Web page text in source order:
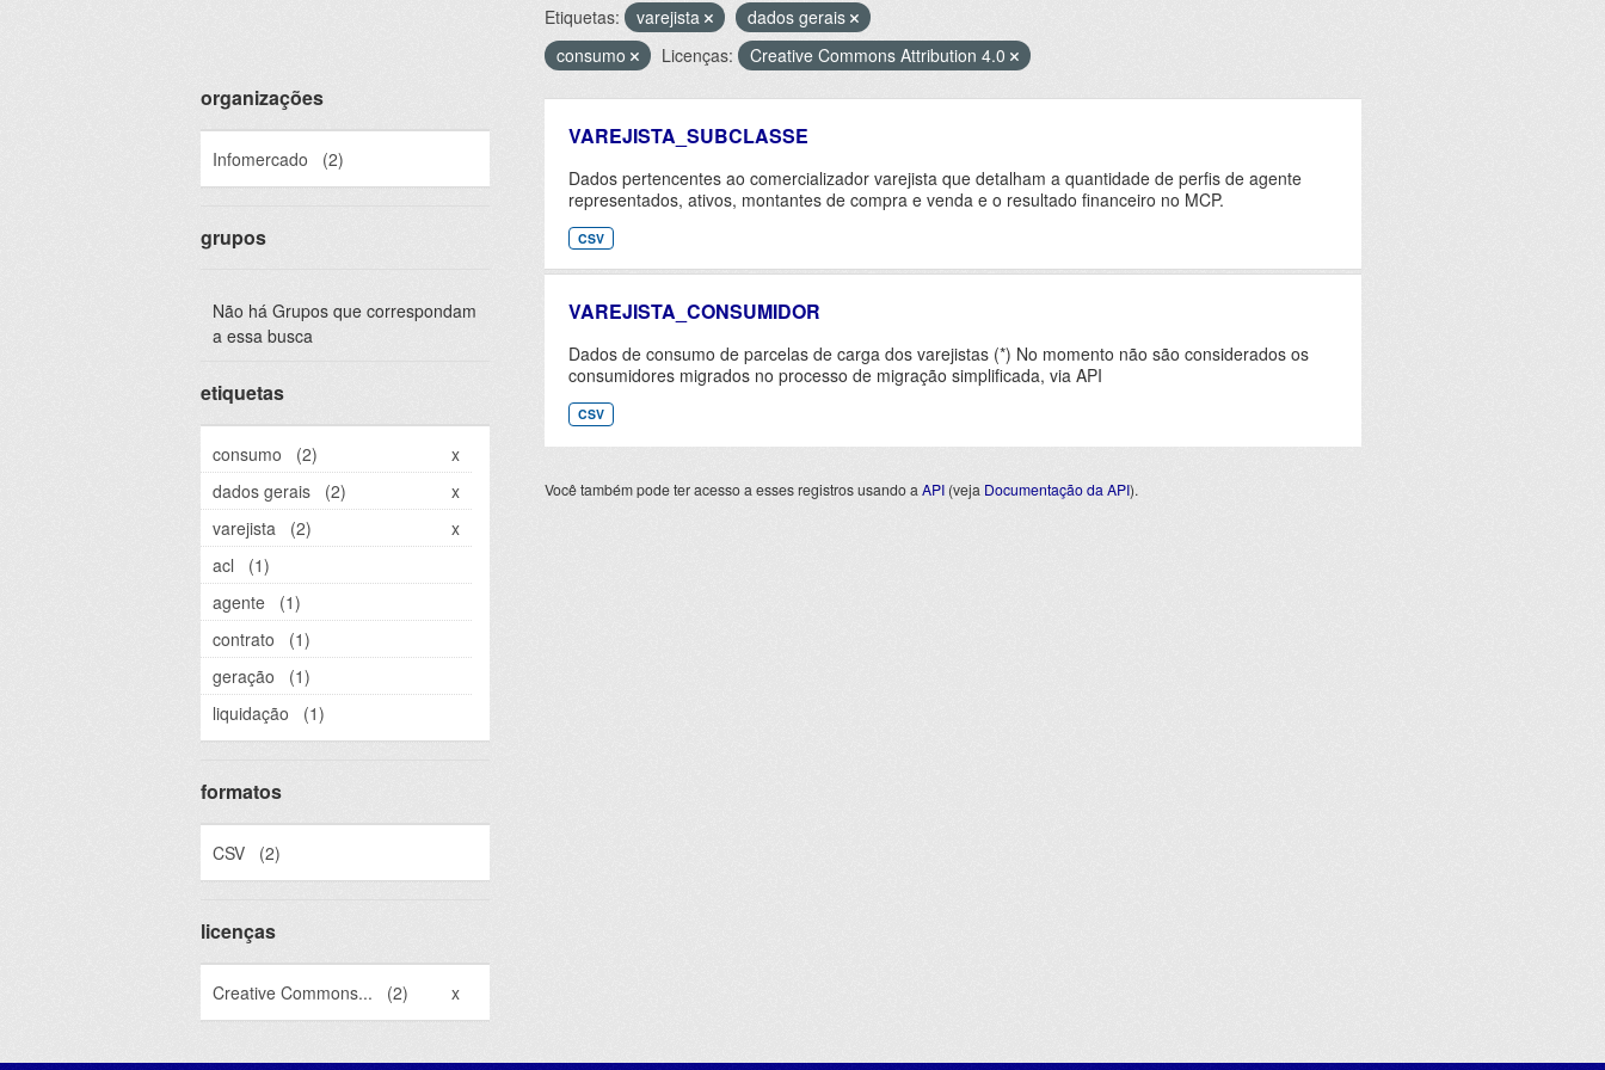
organizações
Infomercado (2)
grupos
Não há Grupos que correspondam
a essa busca
etiquetas
consumo (2)
x
dados gerais
(2)
x
varejista
(2)
x
acl
(1)
agente
(1)
contrato
(1)
geração
(1)
liquidação
(1)
formatos
CSV (2)
licenças
Creative Commons... (2) x
Etiquetas: varejista
dados gerais
consumo
Licenças: Creative Commons Attribution 4.0
VAREJISTA_SUBCLASSE
Dados pertencentes ao comercializador varejista que detalham a quantidade de perfis de agente
representados, ativos, montantes de compra e venda e o resultado financeiro no MCP.
CSV
VAREJISTA_CONSUMIDOR
Dados de consumo de parcelas de carga dos varejistas (*) No momento não são considerados os
consumidores migrados no processo de migração simplificada, via API
CSV
Você também pode ter acesso a esses registros usando a API (veja Documentação da API).